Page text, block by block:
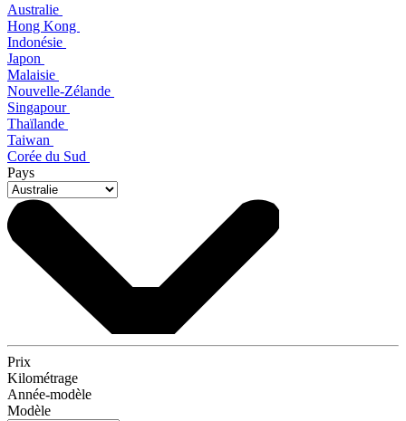
Australie
Hong Kong
Indonésie
Japon
Malaisie
Nouvelle-Zélande
Singapour
Thaïlande
Taiwan
Corée du Sud
Pays
Prix
Kilométrage
Année-modèle
Modèle